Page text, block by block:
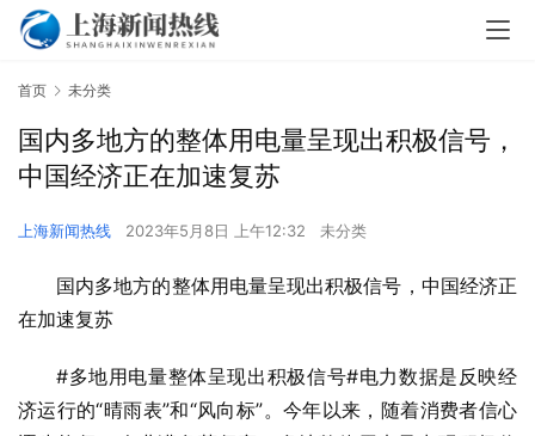
首页 未分类
国内多地方的整体用电量呈现出积极信号，
中国经济正在加速复苏
上海新闻热线 2023年5月8日 上午12:32 未分类
国内多地方的整体用电量呈现出积极信号，中国经济正
在加速复苏
#多地用电量整体呈现出积极信号#电力数据是反映经
济运行的“晴雨表”和“风向标”。今年以来，随着消费者信心